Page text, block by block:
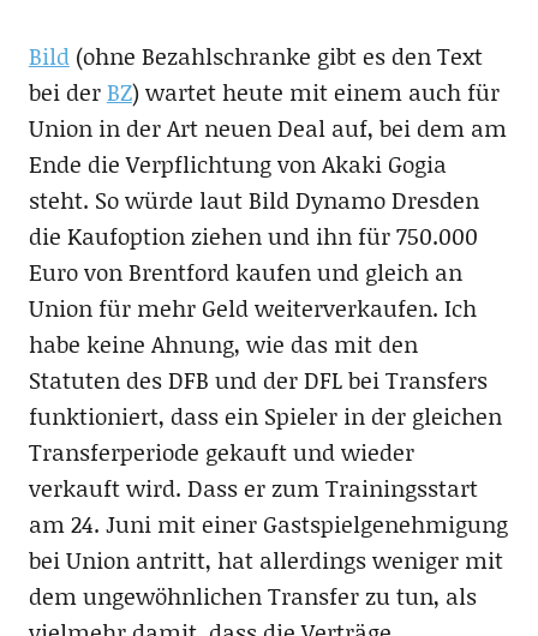
Bild(ohne Bezahlschranke gibt es den Text
bei derBZ) wartet heute mit einem auch für
Union in der Art neuen Deal auf, bei dem am
Ende die Verpflichtung von Akaki Gogia
steht. So würde laut Bild Dynamo Dresden
die Kaufoption ziehen und ihn für 750.000
Euro von Brentford kaufen und gleich an
Union für mehr Geld weiterverkaufen. Ich
habe keine Ahnung, wie das mit den
Statuten des DFB und der DFL bei Transfers
funktioniert, dass ein Spieler in der gleichen
Transferperiode gekauft und wieder
verkauft wird. Dass er zum Trainingsstart
am 24. Juni mit einer Gastspielgenehmigung
bei Union antritt, hat allerdings weniger mit
dem ungewöhnlichen Transfer zu tun, als